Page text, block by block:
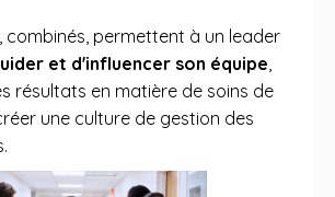
combinés, permettent à un leader
et d'influencer son équipe,
résultats en matière de soins de
une culture de gestion des